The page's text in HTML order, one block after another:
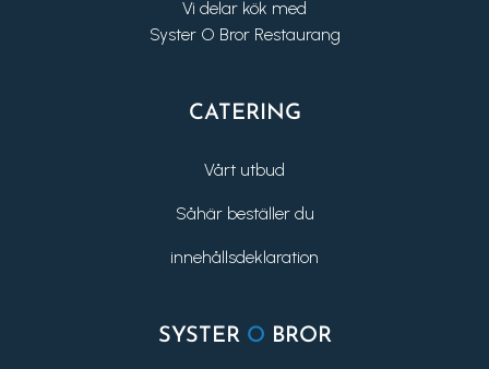
Vi delar kök med
Syster O Bror Restaurang
CATERING
Vårt utbud
Såhär beställer du
innehållsdeklaration
SYSTER O BROR